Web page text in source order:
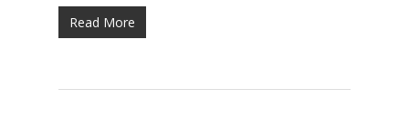
Read More